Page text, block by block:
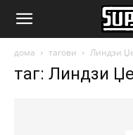
SuperSport.mk
дома тагови Линдзи
таг: Линдзи